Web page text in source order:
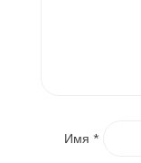
Имя *